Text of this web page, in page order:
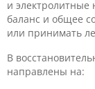
и электролитные
баланс и общее
или принимать
В
направлены на: